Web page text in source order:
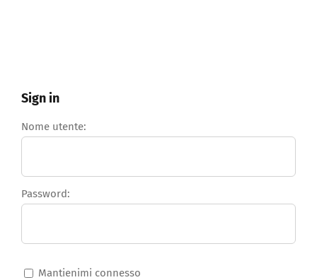
Sign in
Nome utente:
Password:
Mantienimi connesso